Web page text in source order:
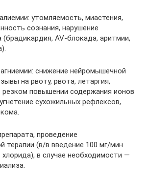
утомляемость, миастения,
сознания, нарушение
(брадикардия, AV-блокада, аритмии,
снижение нейромышечной
на рвоту, рвота, летаргия,
повышении содержания ионов
сухожильных рефлексов,
проведение
терапии (в/в введение 100 мг/мин
хлорида), в случае необходимости —